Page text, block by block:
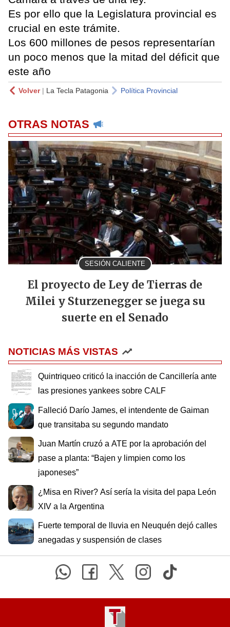
Es por ello que la Legislatura provincial es
crucial en este trámite.
Los 600 millones de pesos representarían
un poco menos que la mitad del déficit que
este año
Volver| La Tecla Patagonia Política Provincial
OTRAS NOTAS
SESIÓN CALIENTE
El proyecto de Ley de Tierras de
Milei y Sturzenegger se juega su
suerte en el Senado
NOTICIAS MÁS VISTAS
Quintriqueo criticó la inacción de Cancillería ante
las presiones yankees sobre CALF
Falleció Darío James, el intendente de Gaiman
que transitaba su segundo mandato
Juan Martín cruzó a ATE por la aprobación del
pase a planta: “Bajen y limpien como los
japoneses”
¿Misa en River? Así sería la visita del papa León
XIV a la Argentina
Fuerte temporal de lluvia en Neuquén dejó calles
anegadas y suspensión de clases